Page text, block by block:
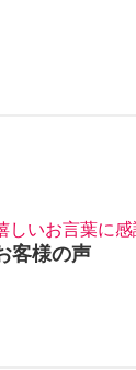
しいお言葉に感
客様の声